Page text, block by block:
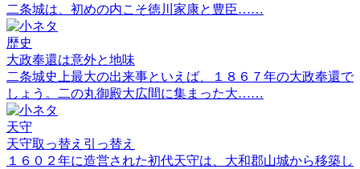
二条城は、初めの内こそ徳川家康と豊臣……
歴史
大政奉還は意外と地味
二条城史上最大の出来事といえば、１８６７年の大政奉還で
しょう。二の丸御殿大広間に集まった大……
天守
天守取っ替え引っ替え
１６０２年に造営された初代天守は、大和郡山城から移築し